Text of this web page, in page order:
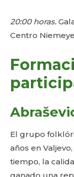
20:00 horas.
Centro
El grupo
años en
tiempo, la